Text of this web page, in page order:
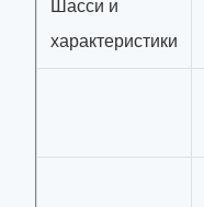
Шасси и
характеристики